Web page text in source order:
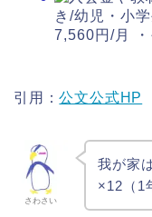
引用：公文公式HP
さわさい
我が家
×12（1